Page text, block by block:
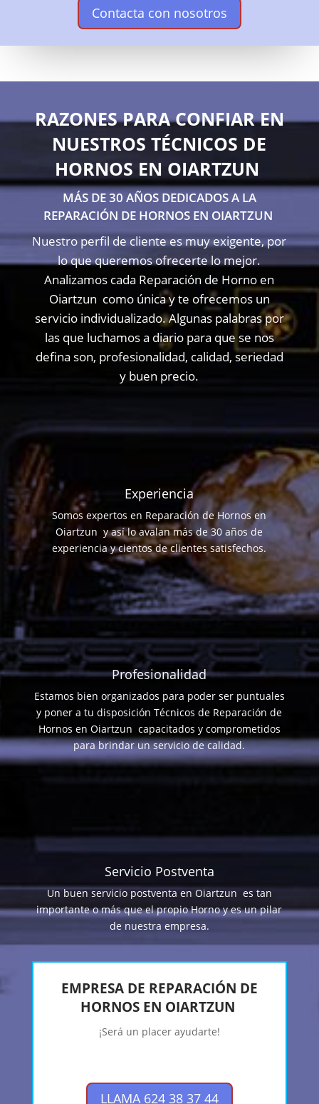
Contacta con nosotros
RAZONES PARA CONFIAR EN
NUESTROS TÉCNICOS DE
HORNOS EN OIARTZUN
MÁS DE 30 AÑOS DEDICADOS A LA
REPARACIÓN DE HORNOS EN OIARTZUN
Nuestro perfil de cliente es muy exigente, por
lo que queremos ofrecerte lo mejor.
Analizamos cada Reparación de Horno en
Oiartzun como única y te ofrecemos un
servicio individualizado. Algunas palabras por
las que luchamos a diario para que se nos
defina son, profesionalidad, calidad, seriedad
y buen precio.
Experiencia
Somos expertos en Reparación de Hornos en
Oiartzun y así lo avalan más de 30 años de
experiencia y cientos de clientes satisfechos.
Profesionalidad
Estamos bien organizados para poder ser puntuales
y poner a tu disposición Técnicos de Reparación de
Hornos en Oiartzun capacitados y comprometidos
para brindar un servicio de calidad.
Servicio Postventa
Un buen servicio postventa en Oiartzun es tan
importante o más que el propio Horno y es un pilar
de nuestra empresa.
EMPRESA DE REPARACIÓN DE
HORNOS EN OIARTZUN
¡Será un placer ayudarte!
LLAMA 624 38 37 44